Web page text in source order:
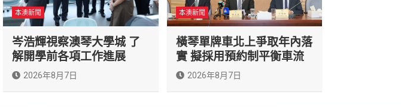
本澳新聞
岑浩輝視察澳琴大學城 了
解開學前各項工作進展
2026年8月7日
本澳新聞
橫琴單牌車北上爭取年內落
實 擬採用預約制平衡車流
2026年8月7日